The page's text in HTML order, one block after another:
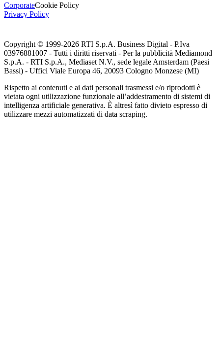
CorporateCookie Policy
Privacy Policy
Copyright © 1999-2026 RTI S.p.A. Business Digital - P.Iva
03976881007 - Tutti i diritti riservati - Per la pubblicità Mediamond
S.p.A. - RTI S.p.A., Mediaset N.V., sede legale Amsterdam (Paesi
Bassi) - Uffici Viale Europa 46, 20093 Cologno Monzese (MI)
Rispetto ai contenuti e ai dati personali trasmessi e/o riprodotti è
vietata ogni utilizzazione funzionale all’addestramento di sistemi di
intelligenza artificiale generativa. È altresì fatto divieto espresso di
utilizzare mezzi automatizzati di data scraping.